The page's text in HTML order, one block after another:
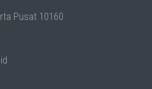
Pusat 10160